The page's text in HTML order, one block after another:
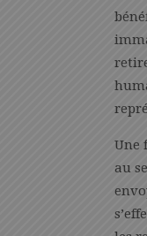
Une
au